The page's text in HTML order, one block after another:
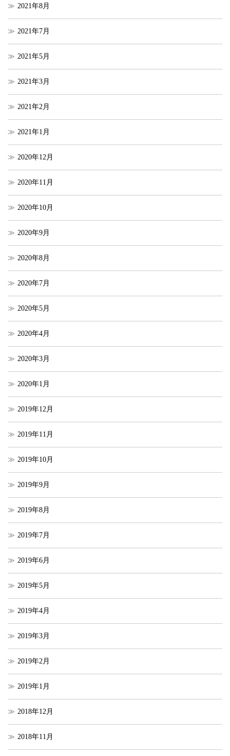
2021年8月
2021年7月
2021年5月
2021年3月
2021年2月
2021年1月
2020年12月
2020年11月
2020年10月
2020年9月
2020年8月
2020年7月
2020年5月
2020年4月
2020年3月
2020年1月
2019年12月
2019年11月
2019年10月
2019年9月
2019年8月
2019年7月
2019年6月
2019年5月
2019年4月
2019年3月
2019年2月
2019年1月
2018年12月
2018年11月